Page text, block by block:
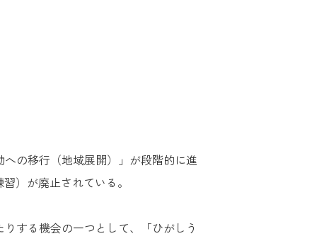
の移行（地域展開）」が段階的に進
）が廃止されている。
する機会の一つとして、「ひがしう